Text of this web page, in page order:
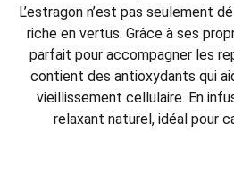
L’estragon n’est pas seulement
riche en vertus. Grâce à ses
parfait pour accompagner les
contient des antioxydants qui
vieillissement cellulaire. En
relaxant naturel, idéal pour